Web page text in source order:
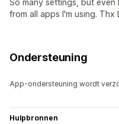
So many settings, but
from all apps I'm using. Thx
Ondersteuning
App-ondersteuning wordt
Hulpbronnen